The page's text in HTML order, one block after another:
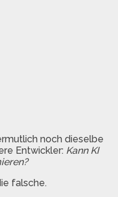
noch dieselbe
Entwickler: Kann KI
falsche.